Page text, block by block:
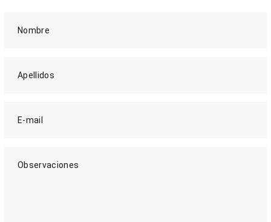
Nombre
Apellidos
E-mail
Observaciones